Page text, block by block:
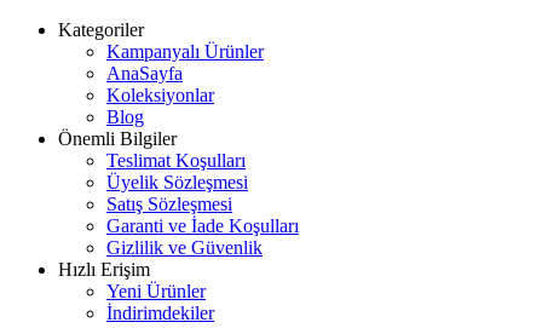
Kategoriler
Kampanyalı Ürünler
AnaSayfa
Koleksiyonlar
Blog
Önemli Bilgiler
Teslimat Koşulları
Üyelik Sözleşmesi
Satış Sözleşmesi
Garanti ve İade Koşulları
Gizlilik ve Güvenlik
Hızlı Erişim
Yeni Ürünler
İndirimdekiler